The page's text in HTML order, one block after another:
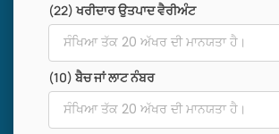
(22) ਖਰੀਦਾਰ ਉਤਪਾਦ ਵੈਰੀਅੰਟ
(10) ਬੈਚ ਜਾਂ ਲਾਟ ਨੰਬਰ